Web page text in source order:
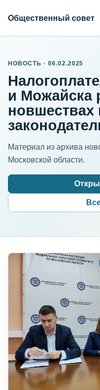
Общественный совет
НОВОСТЬ · 06.02.2025
и Можайска
новшествах
Материал из архива
Московской области.